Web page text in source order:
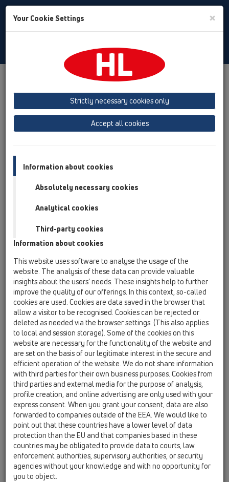
Toggle
Обзор продукта
05 Дизайн-душевые
душевой лоток
Продукты
Установка на плоскости
HL50FU HL50FU.0/130.2
Обзор продукта
душевой лоток
Продукты
Установка на плоскости
HL50
HL50FU
HL50FU.0/130.2
HL50FU.0/130.2
Двойной душевой лоток
уменьшенной высоты для
линейного отведения воды, с
сифоном, выпуском 2xDN50, с
комплектом для монтажа, без
решётки. Длина лотка 1300мм
Your Cookie Settings ×
Strictly necessary cookies only
Accept all cookies
Information about cookies
Absolutely necessary cookies
Analytical cookies
Third-party cookies
Information about cookies
This website uses software to analyse the usage of the
website. The analysis of these data can provide valuable
insights about the users’ needs. These insights help to further
improve the quality of our offerings. In this context, so-called
cookies are used. Cookies are data saved in the browser that
allow a visitor to be recognised. Cookies can be rejected or
deleted as needed via the browser settings. (This also applies
to local and session storage). Some of the cookies on this
website are necessary for the functionality of the website and
are set on the basis of our legitimate interest in the secure and
efficient operation of the website. We do not share information
with third parties for their own business purposes. Cookies from
third parties and external media for the purpose of analysis,
profile creation, and online advertising are only used with your
express consent. When you grant your consent, data are also
forwarded to companies outside of the EEA. We would like to
point out that these countries have a lower level of data
protection than the EU and that companies based in these
countries may be obligated to provide data to courts, law
enforcement authorities, supervisory authorities, or security
agencies without your knowledge and with no opportunity for
you to object.